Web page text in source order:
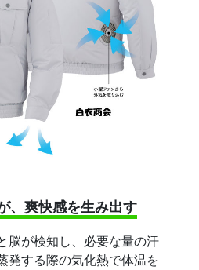
、爽快感を生み出す
脳が検知し、必要な量の汗
発する際の気化熱で体温を